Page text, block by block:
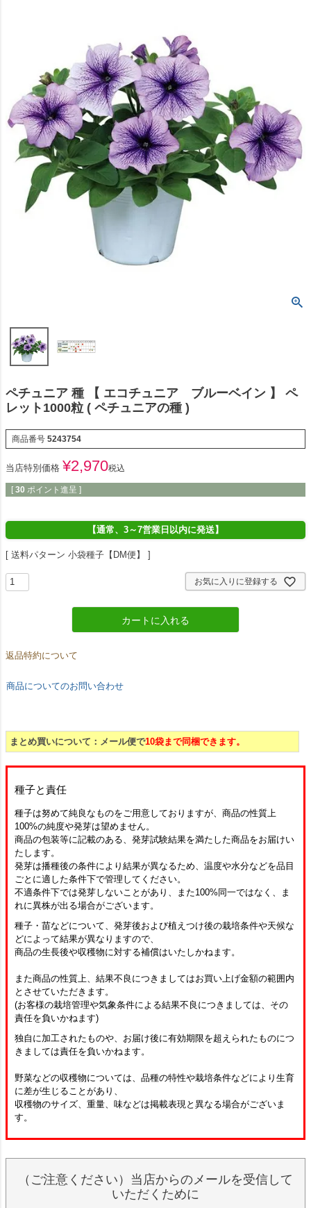
ペチュニア 種 【 エコチュニア ブルーベイン 】 ペ
レット1000粒 ( ペチュニアの種 )
商品番号 5243754
当店特別価格 ¥2,970税込
[ 30 ポイント進呈 ]
【通常、3～7営業日以内に発送】
送料パターン 小袋種子【DM便】
お気に入りに登録する
カートに入れる
返品特約について
商品についてのお問い合わせ
まとめ買いについて：メール便で10袋まで同梱できます。
種子と責任
種子は努めて純良なものをご用意しておりますが、商品の性質上
100%の純度や発芽は望めません。
商品の包装等に記載のある、発芽試験結果を満たした商品をお届けい
たします。
発芽は播種後の条件により結果が異なるため、温度や水分などを品目
ごとに適した条件下で管理してください。
不適条件下では発芽しないことがあり、また100%同一ではなく、ま
れに異株が出る場合がございます。
種子・苗などについて、発芽後および植えつけ後の栽培条件や天候な
どによって結果が異なりますので、
商品の生長後や収穫物に対する補償はいたしかねます。
また商品の性質上、結果不良につきましてはお買い上げ金額の範囲内
とさせていただきます。
(お客様の栽培管理や気象条件による結果不良につきましては、その
責任を負いかねます)
独自に加工されたものや、お届け後に有効期限を超えられたものにつ
きましては責任を負いかねます。
野菜などの収穫物については、品種の特性や栽培条件などにより生育
に差が生じることがあり、
収穫物のサイズ、重量、味などは掲載表現と異なる場合がございま
す。
（ご注意ください）当店からのメールを受信して
いただくために